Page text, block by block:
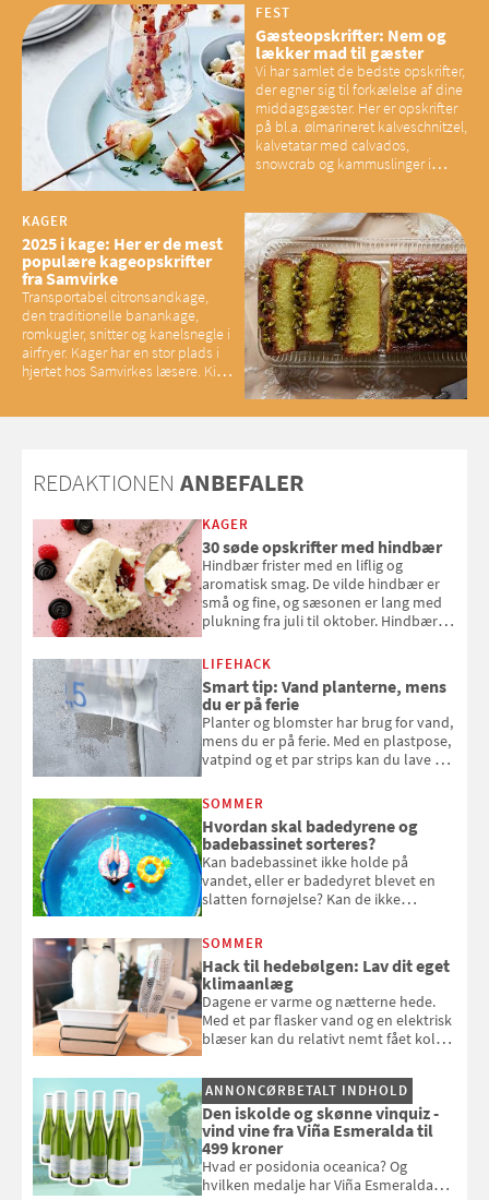
have konsekvenser for vores
sociale fællesskaber
FEST
Gæsteopskrifter: Nem og
lækker mad til gæster
Vi har samlet de bedste opskrifter,
der egner sig til forkælelse af dine
middagsgæster. Her er opskrifter
på bl.a. ølmarineret kalveschnitzel,
kalvetatar med calvados,
snowcrab og kammuslinger i
KAGER
2025 i kage: Her er de mest
populære kageopskrifter
fra Samvirke
Transportabel citronsandkage,
den traditionelle banankage,
romkugler, snitter og kanelsnegle i
airfryer. Kager har en stor plads i
hjertet hos Samvirkes læsere. Kig
REDAKTIONEN ANBEFALER
KAGER
30 søde opskrifter med hindbær
Hindbær frister med en liflig og
aromatisk smag. De vilde hindbær er
små og fine, og sæsonen er lang med
plukning fra juli til oktober. Hindbær
kan bruge dine hindbær i alt fra
bagværk og salater til is og syltning.
LIFEHACK
Smart tip: Vand planterne, mens
du er på ferie
Planter og blomster har brug for vand,
mens du er på ferie. Med en plastpose,
vatpind og et par strips kan du lave dit
at bede naboen om at vande eller
komme hjem til døde planter
SOMMER
Hvordan skal badedyrene og
badebassinet sorteres?
Kan badebassinet ikke holde på
vandet, eller er badedyret blevet en
slatten fornøjelse? Kan de ikke
opmærksom, når du smider
badebassinet eller et badedyr ud
SOMMER
Hack til hedebølgen: Lav dit eget
klimaanlæg
Dagene er varme og nætterne hede.
Med et par flasker vand og en elektrisk
blæser kan du relativt nemt fået koldt
og se, hvordan du gør
ANNONCØRBETALT INDHOLD
Den iskolde og skønne vinquiz -
vind vine fra Viña Esmeralda til
499 kroner
Hvad er posidonia oceanica? Og
hvilken medalje har Viña Esmeralda